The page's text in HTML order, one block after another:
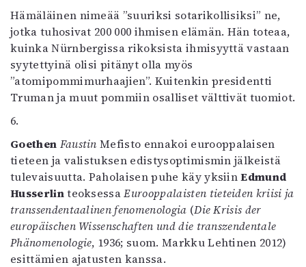
Hämäläinen nimeää ”suuriksi sotarikollisiksi” ne,
jotka tuhosivat 200 000 ihmisen elämän. Hän toteaa,
kuinka Nürnbergissa rikoksista ihmisyyttä vastaan
syytettyinä olisi pitänyt olla myös
”atomipommimurhaajien”. Kuitenkin presidentti
Truman ja muut pommiin osalliset välttivät tuomiot.
6.
Goethen Faustin Mefisto ennakoi eurooppalaisen
tieteen ja valistuksen edistysoptimismin jälkeistä
tulevaisuutta. Paholaisen puhe käy yksiinEdmund
HusserlinteoksessaEurooppalaisten tieteiden kriisi ja
transsendentaalinen fenomenologia (Die Krisis der
europäischen Wissenschaften und die transzendentale
Phänomenologie, 1936; suom. Markku Lehtinen 2012)
esittämien ajatusten kanssa.